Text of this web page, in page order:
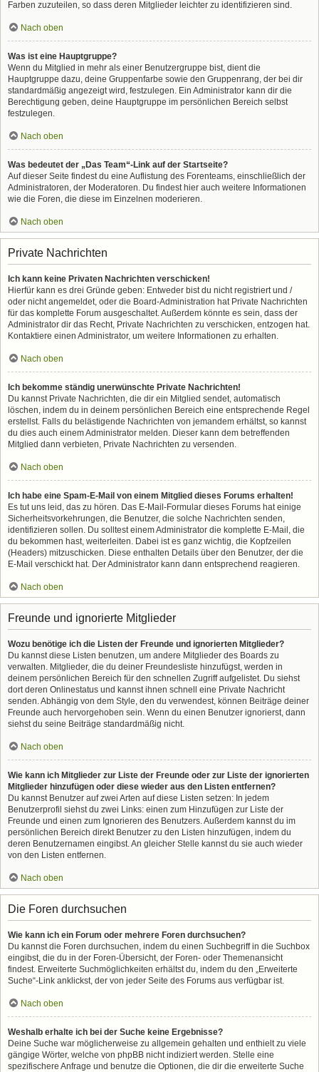
Farben zuzuteilen, so dass deren Mitglieder leichter zu identifizieren sind.
Nach oben
Was ist eine Hauptgruppe?
Wenn du Mitglied in mehr als einer Benutzergruppe bist, dient die
Hauptgruppe dazu, deine Gruppenfarbe sowie den Gruppenrang, der bei dir
standardmäßig angezeigt wird, festzulegen. Ein Administrator kann dir die
Berechtigung geben, deine Hauptgruppe im persönlichen Bereich selbst
festzulegen.
Nach oben
Was bedeutet der „Das Team“-Link auf der Startseite?
Auf dieser Seite findest du eine Auflistung des Forenteams, einschließlich der
Administratoren, der Moderatoren. Du findest hier auch weitere Informationen
wie die Foren, die diese im Einzelnen moderieren.
Nach oben
Private Nachrichten
Ich kann keine Privaten Nachrichten verschicken!
Hierfür kann es drei Gründe geben: Entweder bist du nicht registriert und /
oder nicht angemeldet, oder die Board-Administration hat Private Nachrichten
für das komplette Forum ausgeschaltet. Außerdem könnte es sein, dass der
Administrator dir das Recht, Private Nachrichten zu verschicken, entzogen hat.
Kontaktiere einen Administrator, um weitere Informationen zu erhalten.
Nach oben
Ich bekomme ständig unerwünschte Private Nachrichten!
Du kannst Private Nachrichten, die dir ein Mitglied sendet, automatisch
löschen, indem du in deinem persönlichen Bereich eine entsprechende Regel
erstellst. Falls du belästigende Nachrichten von jemandem erhältst, so kannst
du dies auch einem Administrator melden. Dieser kann dem betreffenden
Mitglied dann verbieten, Private Nachrichten zu versenden.
Nach oben
Ich habe eine Spam-E-Mail von einem Mitglied dieses Forums erhalten!
Es tut uns leid, das zu hören. Das E-Mail-Formular dieses Forums hat einige
Sicherheitsvorkehrungen, die Benutzer, die solche Nachrichten senden,
identifizieren sollen. Du solltest einem Administrator die komplette E-Mail, die
du bekommen hast, weiterleiten. Dabei ist es ganz wichtig, die Kopfzeilen
(Headers) mitzuschicken. Diese enthalten Details über den Benutzer, der die
E-Mail verschickt hat. Der Administrator kann dann entsprechend reagieren.
Nach oben
Freunde und ignorierte Mitglieder
Wozu benötige ich die Listen der Freunde und ignorierten Mitglieder?
Du kannst diese Listen benutzen, um andere Mitglieder des Boards zu
verwalten. Mitglieder, die du deiner Freundesliste hinzufügst, werden in
deinem persönlichen Bereich für den schnellen Zugriff aufgelistet. Du siehst
dort deren Onlinestatus und kannst ihnen schnell eine Private Nachricht
senden. Abhängig von dem Style, den du verwendest, können Beiträge deiner
Freunde auch hervorgehoben sein. Wenn du einen Benutzer ignorierst, dann
siehst du seine Beiträge standardmäßig nicht.
Nach oben
Wie kann ich Mitglieder zur Liste der Freunde oder zur Liste der ignorierten
Mitglieder hinzufügen oder diese wieder aus den Listen entfernen?
Du kannst Benutzer auf zwei Arten auf diese Listen setzen: In jedem
Benutzerprofil siehst du zwei Links: einen zum Hinzufügen zur Liste der
Freunde und einen zum Ignorieren des Benutzers. Außerdem kannst du im
persönlichen Bereich direkt Benutzer zu den Listen hinzufügen, indem du
deren Benutzernamen eingibst. An gleicher Stelle kannst du sie auch wieder
von den Listen entfernen.
Nach oben
Die Foren durchsuchen
Wie kann ich ein Forum oder mehrere Foren durchsuchen?
Du kannst die Foren durchsuchen, indem du einen Suchbegriff in die Suchbox
eingibst, die du in der Foren-Übersicht, der Foren- oder Themenansicht
findest. Erweiterte Suchmöglichkeiten erhältst du, indem du den „Erweiterte
Suche“-Link anklickst, der von jeder Seite des Forums aus verfügbar ist.
Nach oben
Weshalb erhalte ich bei der Suche keine Ergebnisse?
Deine Suche war möglicherweise zu allgemein gehalten und enthielt zu viele
gängige Wörter, welche von phpBB nicht indiziert werden. Stelle eine
spezifischere Anfrage und benutze die Optionen, die dir die erweiterte Suche